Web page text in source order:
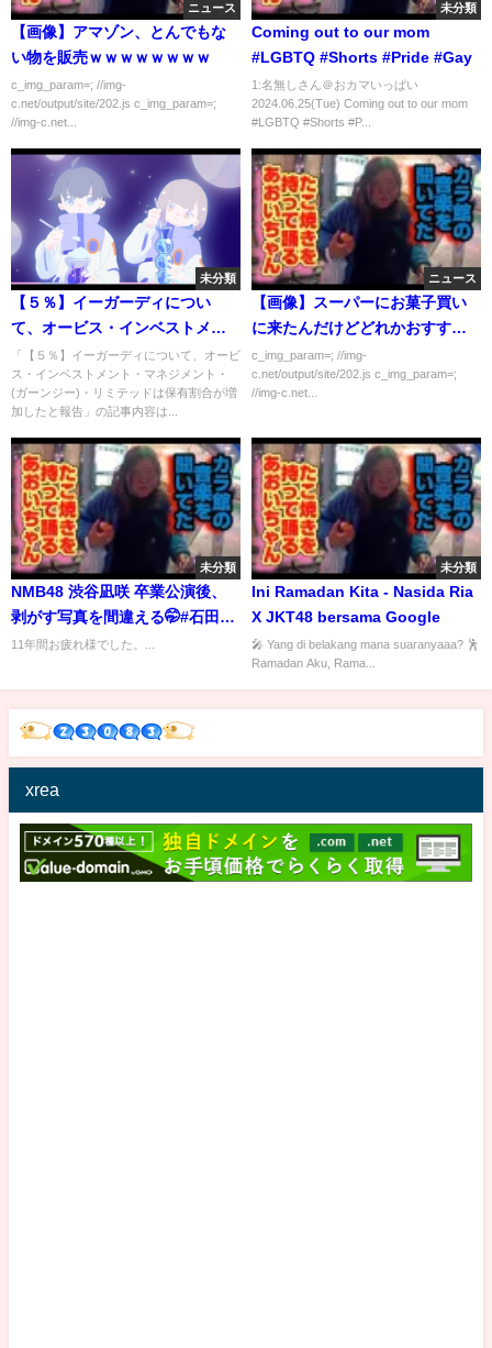
ニュース
【画像】アマゾン、とんでもな
い物を販売ｗｗｗｗｗｗｗｗ
c_img_param=; //img-
c.net/output/site/202.js c_img_param=;
//img-c.net...
未分類
Coming out to our mom
#LGBTQ #Shorts #Pride #Gay
1:名無しさん＠おカマいっぱい
2024.06.25(Tue) Coming out to our mom
#LGBTQ #Shorts #P...
未分類
【５％】イーガーディについ
て、オービス・インベストメン
ト・マネジメント・(ガーンジ
ー)・リミテッドは保有割合が増
加したと報告[変更報告書No.4]
「【５％】イーガーディについて、オービ
ス・インベストメント・マネジメント・
(ガーンジー)・リミテッドは保有割合が増
加したと報告」の記事内容は...
ニュース
【画像】スーパーにお菓子買い
に来たんだけどどれかおすすめ
ある？
c_img_param=; //img-
c.net/output/site/202.js c_img_param=;
//img-c.net...
未分類
NMB48 渋谷凪咲 卒業公演後、
剥がす写真を間違える🤭#石田優
美 231227
11年間お疲れ様でした。...
未分類
Ini Ramadan Kita - Nasida Ria
X JKT48 bersama Google
🎤 Yang di belakang mana suaranyaaa? 🕺
Ramadan Aku, Rama...
xrea